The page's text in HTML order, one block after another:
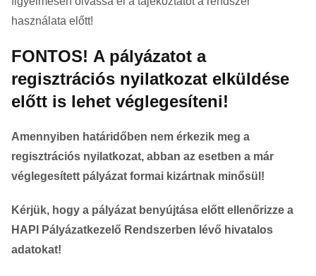
használata előtt!
FONTOS! A pályázatot a
regisztrációs nyilatkozat elküldése
előtt is lehet véglegesíteni!
Amennyiben határidőben nem érkezik meg a
regisztrációs nyilatkozat, abban az esetben a már
véglegesített pályázat formai kizártnak minősül!
Kérjük, hogy a pályázat benyújtása előtt ellenőrizze a
HAPI Pályázatkezelő Rendszerben lévő hivatalos
adatokat!